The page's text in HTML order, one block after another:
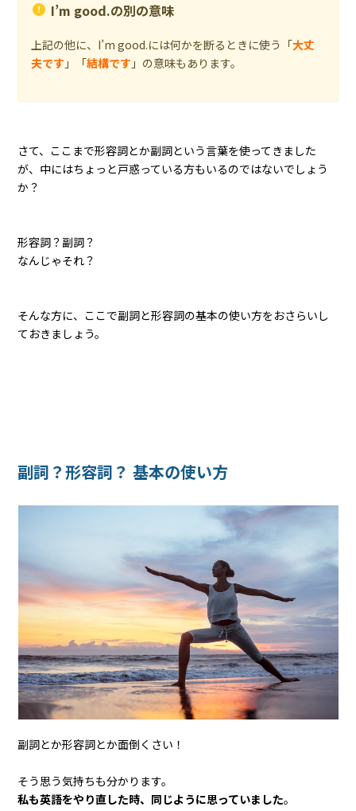
I’m good.の別の意味
上記の他に、I’m good.には何かを断るときに使う「大丈
夫です 」「結構です 」の意味もあります。
さて、ここまで形容詞とか副詞という言葉を使ってきました
が、中にはちょっと戸惑っている方もいるのではないでしょう
か？
形容詞？副詞？
なんじゃそれ？
そんな方に、ここで副詞と形容詞の基本の使い方をおさらいし
ておきましょう。
副詞？形容詞？ 基本の使い方
副詞とか形容詞とか面倒くさい！
そう思う気持ちも分かります。
私も英語をやり直した時、同じように思っていました。